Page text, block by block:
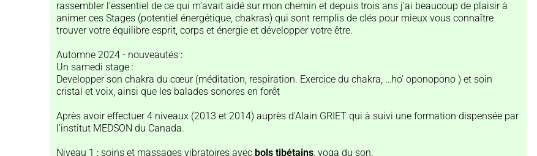
rassembler l’essentiel de ce qui m’avait aidé sur mon chemin et depuis trois ans j’ai beaucoup de plaisir à
animer ces Stages (potentiel énergétique, chakras) qui sont remplis de clés pour mieux vous connaître
trouver votre équilibre esprit, corps et énergie et développer votre être.
Automne 2024 - nouveautés :
Un samedi stage :
Developper son chakra du cœur (méditation, respiration. Exercice du chakra, …ho’ oponopono ) et soin
cristal et voix, ainsi que les balades sonores en forêt
Après avoir effectuer 4 niveaux (2013 et 2014) auprès d'Alain GRIET qui à suivi une formation dispensée par
l'institut MEDSON du Canada.
Niveau 1 : soins et massages vibratoires avec bols tibétains, yoga du son.